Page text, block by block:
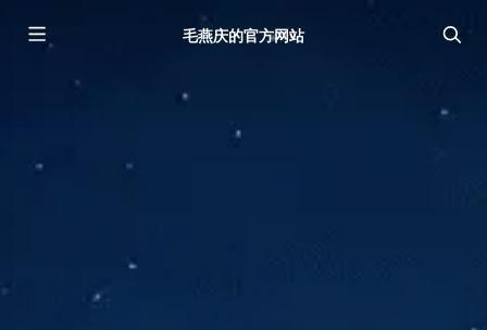
毛燕庆的官方网站